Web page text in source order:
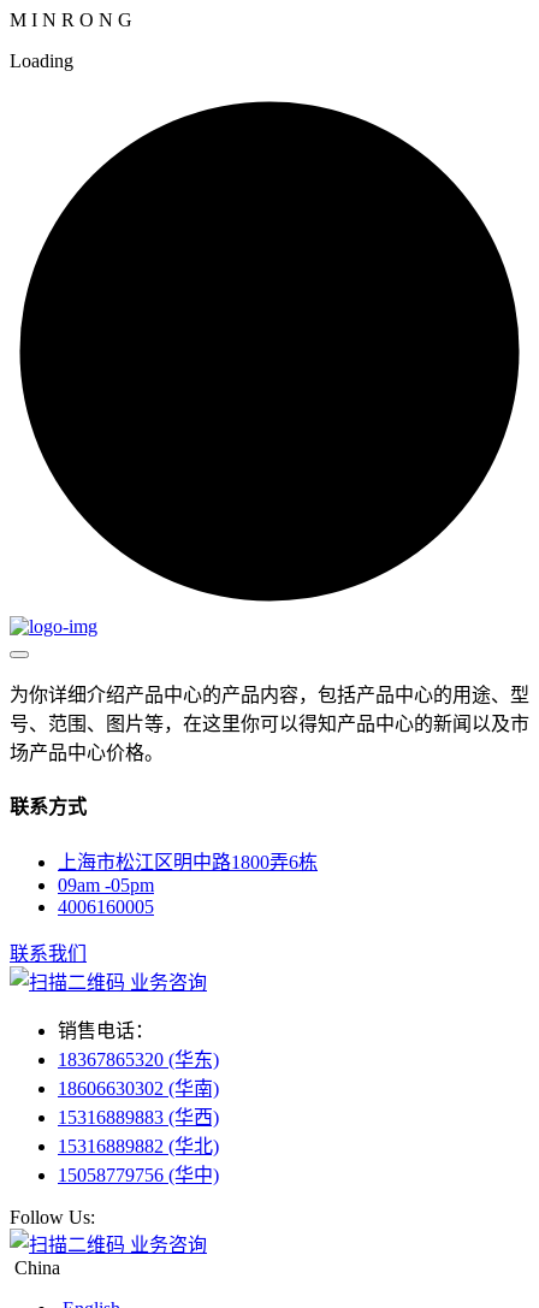
M I N R O N G
Loading
为你详细介绍产品中心的产品内容，包括产品中心的用途、型
号、范围、图片等，在这里你可以得知产品中心的新闻以及市
场产品中心价格。
联系方式
上海市松江区明中路1800弄6栋
09am -05pm
4006160005
联系我们
业务咨询
销售电话：
18367865320 (华东)
18606630302 (华南)
15316889883 (华西)
15316889882 (华北)
15058779756 (华中)
Follow Us:
业务咨询
China